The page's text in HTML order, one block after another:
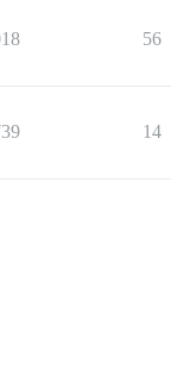
56
14